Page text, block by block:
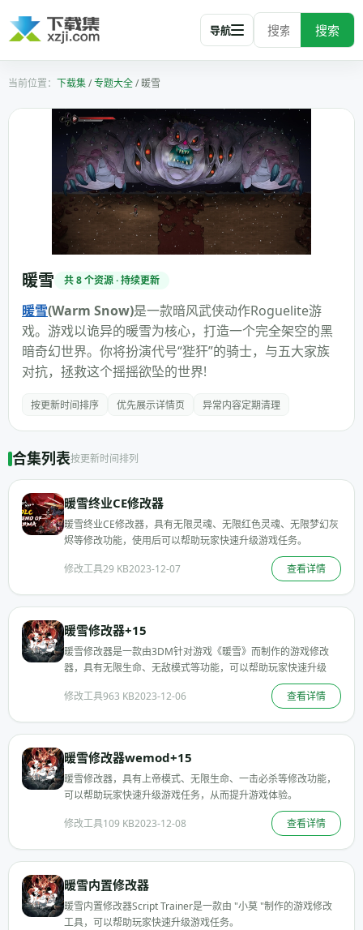
搜索
导航
下载集/专题大全/暖雪
暖雪 共 8 个资源 · 持续更新
暖雪(Warm Snow)是一款暗风武侠动作Roguelite游
戏。游戏以诡异的暖雪为核心，打造一个完全架空的黑
暗奇幻世界。你将扮演代号“狴犴”的骑士，与五大家族
对抗，拯救这个摇摇欲坠的世界!
按更新时间排序 优先展示详情页 异常内容定期清理
合集列表按更新时间排列
暖雪终业CE修改器
暖雪终业CE修改器，具有无限灵魂、无限红色灵魂、无限梦幻灰
烬等修改功能，使用后可以帮助玩家快速升级游戏任务。
修改工具29 KB2023-12-07 查看详情
暖雪修改器+15
暖雪修改器是一款由3DM针对游戏《暖雪》而制作的游戏修改
器，具有无限生命、无敌模式等功能，可以帮助玩家快速升级
修改工具963 KB2023-12-06 查看详情
暖雪修改器wemod+15
暖雪修改器，具有上帝模式、无限生命、一击必杀等修改功能，
可以帮助玩家快速升级游戏任务，从而提升游戏体验。
修改工具109 KB2023-12-08 查看详情
暖雪内置修改器
暖雪内置修改器Script Trainer是一款由 "小莫 "制作的游戏修改
工具，可以帮助玩家快速升级游戏任务。